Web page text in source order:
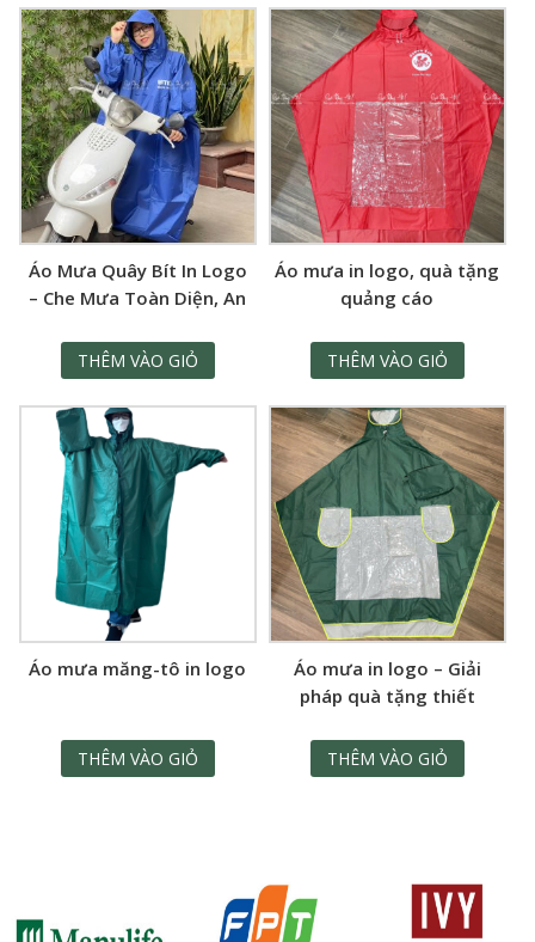
Áo Mưa Quây Bít In Logo
– Che Mưa Toàn Diện, An
THÊM VÀO GIỎ
Áo mưa in logo, quà tặng
quảng cáo
THÊM VÀO GIỎ
Áo mưa măng-tô in logo
THÊM VÀO GIỎ
Áo mưa in logo – Giải
pháp quà tặng thiết
THÊM VÀO GIỎ